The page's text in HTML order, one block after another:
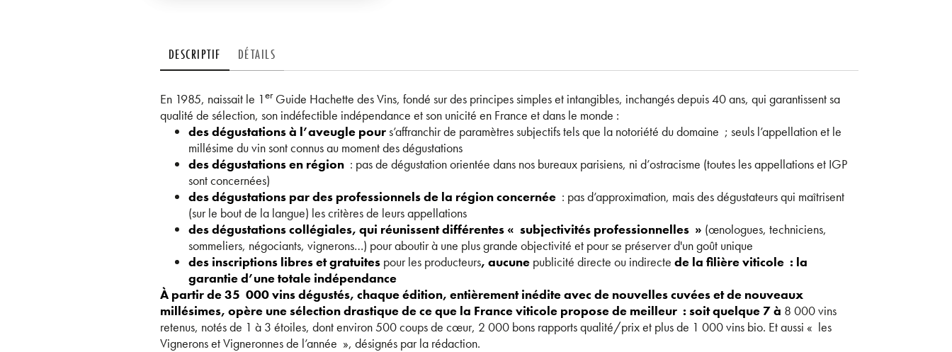
DESCRIPTIF DÉTAILS
En 1985, naissait le 1erGuide Hachette des Vins, fondé sur des principes simples et intangibles, inchangés depuis 40 ans, qui garantissent sa
qualité de sélection, son indéfectible indépendance et son unicité en France et dans le monde :
des dégustations à l’aveugle pours’affranchir de paramètres subjectifs tels que la notoriété du domaine ; seuls l’appellation et le
millésime du vin sont connus au moment des dégustations
des dégustations en région: pas de dégustation orientée dans nos bureaux parisiens, ni d’ostracisme (toutes les appellations et IGP
sont concernées)
des dégustations par des professionnels de la région concernée : pas d’approximation, mais des dégustateurs qui maîtrisent
(sur le bout de la langue) les critères de leurs appellations
des dégustations collégiales, qui réunissent différentes « subjectivités professionnelles » (œnologues, techniciens,
sommeliers, négociants, vignerons…) pour aboutir à une plus grande objectivité et pour se préserver d'un goût unique
des inscriptions libres et gratuitespour les producteurs, aucune publicité directe ou indirecte de la filière viticole : la
garantie d’une totale indépendance
À partir de 35 000 vins dégustés, chaque édition, entièrement inédite avec de nouvelles cuvées et de nouveaux
millésimes, opère une sélection drastique de ce que la France viticole propose de meilleur : soit quelque 7 à 8 000 vins
retenus, notés de 1 à 3 étoiles, dont environ 500 coups de cœur, 2 000 bons rapports qualité/prix et plus de 1 000 vins bio. Et aussi « les
Vignerons et Vigneronnes de l’année », désignés par la rédaction.